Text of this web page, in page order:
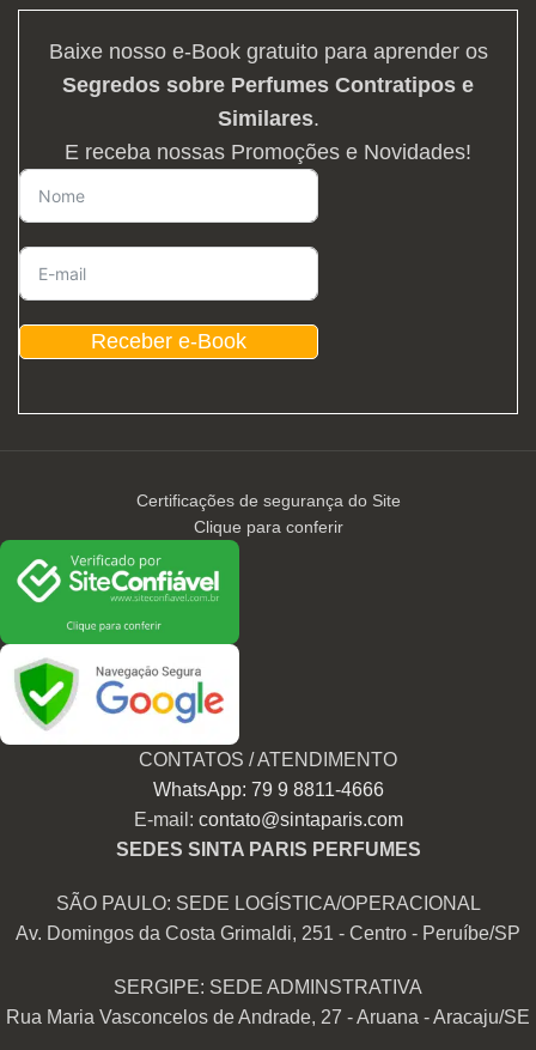
Baixe nosso e-Book gratuito para aprender os
Segredos sobre Perfumes Contratipos e
Similares.
E receba nossas Promoções e Novidades!
Receber e-Book
Certificações de segurança do Site
Clique para conferir
CONTATOS / ATENDIMENTO
WhatsApp: 79 9 8811-4666
E-mail: contato@sintaparis.com
SEDES SINTA PARIS PERFUMES
SÃO PAULO: SEDE LOGÍSTICA/OPERACIONAL
Av. Domingos da Costa Grimaldi, 251 - Centro - Peruíbe/SP
SERGIPE: SEDE ADMINSTRATIVA
Rua Maria Vasconcelos de Andrade, 27 - Aruana - Aracaju/SE